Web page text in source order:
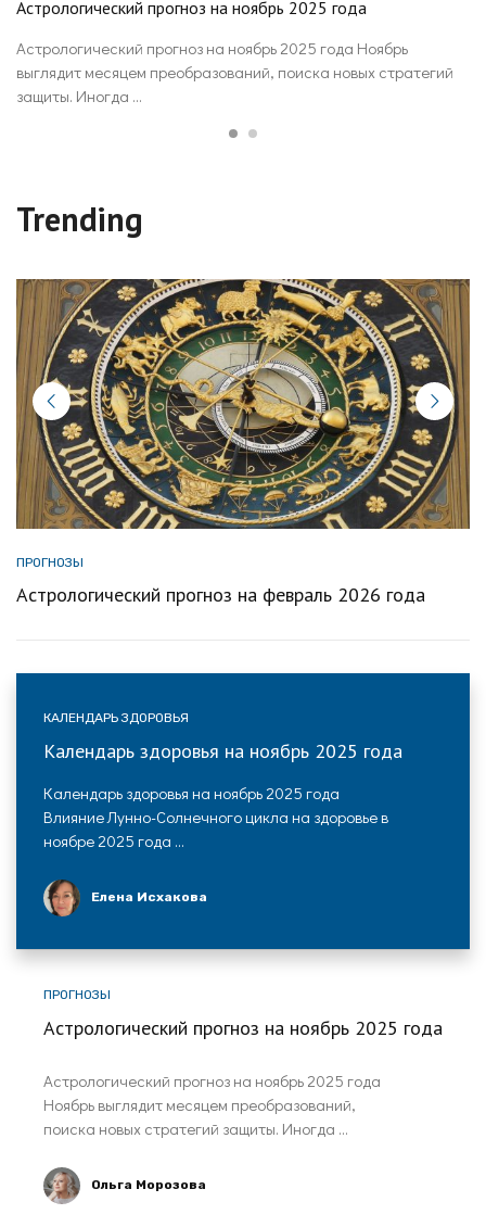
Астрологический прогноз на ноябрь 2025 года
Астрологический прогноз на ноябрь 2025 года Ноябрь
выглядит месяцем преобразований, поиска новых стратегий
защиты. Иногда ...
Trending
ПРОГНОЗЫ
Астрологический прогноз на февраль 2026 года
КАЛЕНДАРЬ ЗДОРОВЬЯ
Календарь здоровья на ноябрь 2025 года
Календарь здоровья на ноябрь 2025 года
Влияние Лунно-Солнечного цикла на здоровье в
ноябре 2025 года ...
Елена Исхакова
ПРОГНОЗЫ
Астрологический прогноз на ноябрь 2025 года
Астрологический прогноз на ноябрь 2025 года
Ноябрь выглядит месяцем преобразований,
поиска новых стратегий защиты. Иногда ...
Ольга Морозова